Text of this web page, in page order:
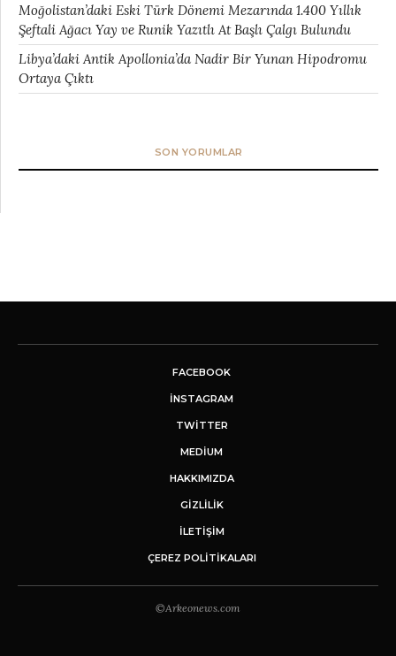
Moğolistan’daki Eski Türk Dönemi Mezarında 1.400 Yıllık
Şeftali Ağacı Yay ve Runik Yazıtlı At Başlı Çalgı Bulundu
Libya’daki Antik Apollonia’da Nadir Bir Yunan Hipodromu
Ortaya Çıktı
SON YORUMLAR
FACEBOOK
INSTAGRAM
TWITTER
MEDIUM
HAKKIMIZDA
GİZLİLİK
İLETIŞIM
ÇEREZ POLITIKALARI
©Arkeonews.com